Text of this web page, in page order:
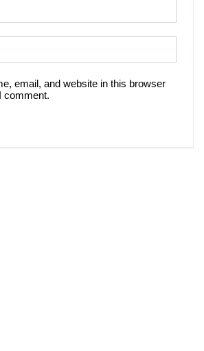
email, and website in this browser
comment.